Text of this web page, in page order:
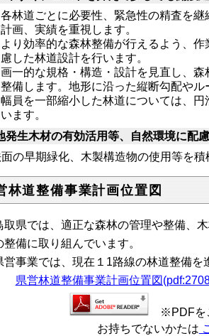
各林道ごとに必要性、緊急性の精査を
計画、実績を重視します。
より効率的な森林整備が行えるよう、
慮した林道設計を行います。
画一的な規格・構造・設計を見直し、
整備します。地形に沿った縦断勾配やル
幅員を一部縮小した林道については、
います。
発生木材の有効活用等、自然環境に配
早期緑化、木製構造物の使用等を積
林道整備事業計画位置図
県では、適正な森林の管理や整備、木
整備に取り組んでいます。
事業では、現在１1路線の林道整備を
県営林道整備事業計画位置図
※PDFを
お持ちでないかたは